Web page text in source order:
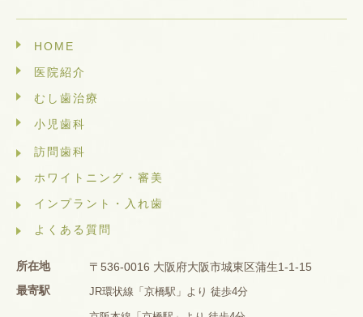
HOME
医院紹介
むし歯治療
小児歯科
訪問歯科
ホワイトニング・審美
インプラント・入れ歯
よくある質問
所在地
〒536-0016 大阪府大阪市城東区蒲生1-1-15
最寄駅
JR環状線「京橋駅」より 徒歩4分